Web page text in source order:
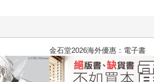
金石堂2026海外優惠